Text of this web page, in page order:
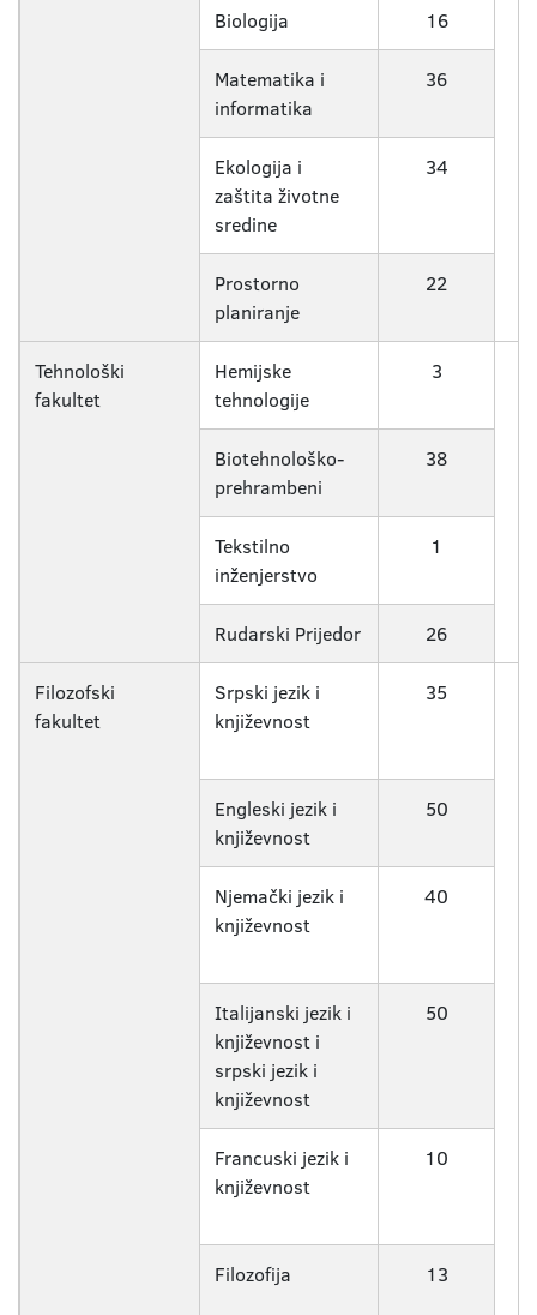
Biologija 16
Matematika i
informatika
36
Ekologija i
zaštita životne
sredine
34
Prostorno
planiranje
22
Tehnološki
fakultet
Hemijske
tehnologije
3
Biotehnološko-
prehrambeni
38
Tekstilno
inženjerstvo
1
Rudarski Prijedor 26
Filozofski
fakultet
Srpski jezik i
književnost
35
Engleski jezik i
književnost
50
Njemački jezik i
književnost
40
Italijanski jezik i
književnost i
srpski jezik i
književnost
50
Francuski jezik i
književnost
10
Filozofija 13